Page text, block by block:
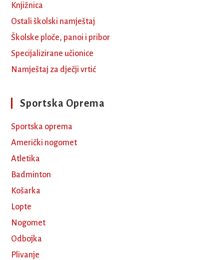
Knjižnica
Ostali školski namještaj
Školske ploče, panoi i pribor
Specijalizirane učionice
Namještaj za dječji vrtić
Sportska Oprema
Sportska oprema
Američki nogomet
Atletika
Badminton
Košarka
Lopte
Nogomet
Odbojka
Plivanje